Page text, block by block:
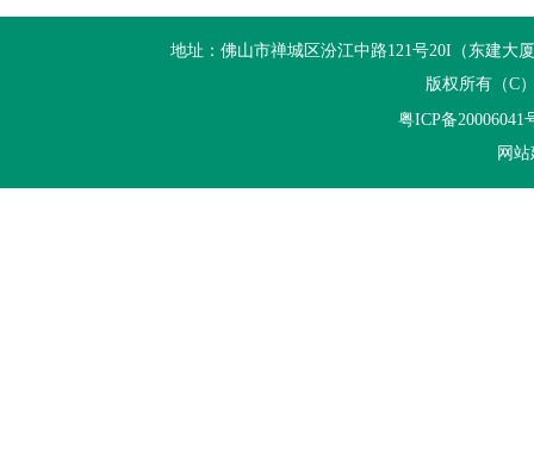
国家发展改革委等部门关于开展重点行业
佛山市科学技术局关于组织申报2026年度
广东省能源局关于《2026年广东省重点节
地址：佛山市禅城区汾江中路121号20I（东建大
版权所有（C
粤ICP备20006041
网